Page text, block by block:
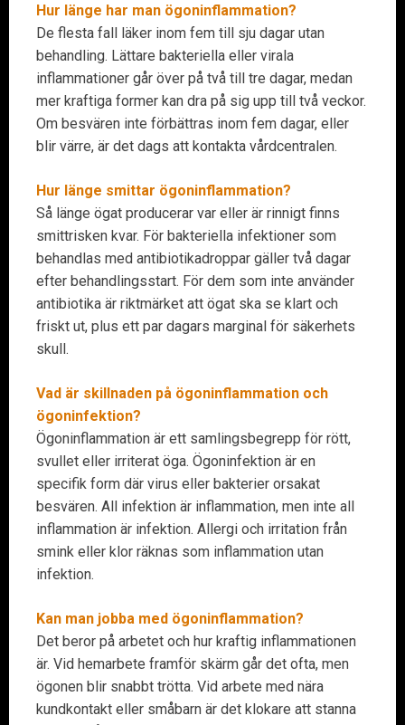
Hur länge har man ögoninflammation?
De flesta fall läker inom fem till sju dagar utan
behandling. Lättare bakteriella eller virala
inflammationer går över på två till tre dagar, medan
mer kraftiga former kan dra på sig upp till två veckor.
Om besvären inte förbättras inom fem dagar, eller
blir värre, är det dags att kontakta vårdcentralen.
Hur länge smittar ögoninflammation?
Så länge ögat producerar var eller är rinnigt finns
smittrisken kvar. För bakteriella infektioner som
behandlas med antibiotikadroppar gäller två dagar
efter behandlingsstart. För dem som inte använder
antibiotika är riktmärket att ögat ska se klart och
friskt ut, plus ett par dagars marginal för säkerhets
skull.
Vad är skillnaden på ögoninflammation och
ögoninfektion?
Ögoninflammation är ett samlingsbegrepp för rött,
svullet eller irriterat öga. Ögoninfektion är en
specifik form där virus eller bakterier orsakat
besvären. All infektion är inflammation, men inte all
inflammation är infektion. Allergi och irritation från
smink eller klor räknas som inflammation utan
infektion.
Kan man jobba med ögoninflammation?
Det beror på arbetet och hur kraftig inflammationen
är. Vid hemarbete framför skärm går det ofta, men
ögonen blir snabbt trötta. Vid arbete med nära
kundkontakt eller småbarn är det klokare att stanna